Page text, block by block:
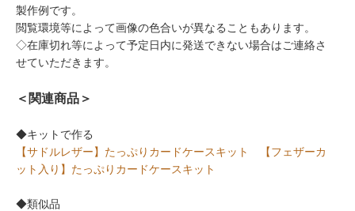
製作例です。
閲覧環境等によって画像の色合いが異なることもあります。
◇在庫切れ等によって予定日内に発送できない場合はご連絡さ
せていただきます。
＜関連商品＞
◆キットで作る
【サドルレザー】たっぷりカードケースキット
【フェザーカ
ット入り】たっぷりカードケースキット
◆類似品